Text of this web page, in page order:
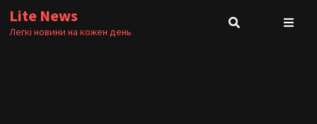
Skip
to
Lite News
Легкі новини на кожен день